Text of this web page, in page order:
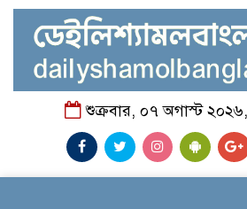
শুক্রবার, ০৭ অগাস্ট ২০২৬,